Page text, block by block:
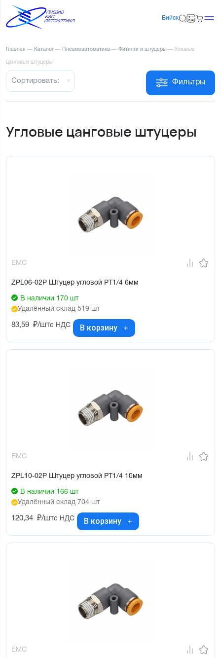
Бийск
Главная — Каталог — Пневмоавтоматика — Фитинги и штуцеры — Угловые
цанговые штуцеры
Фильтры
Сортировать:
Угловые цанговые штуцеры
EMC
ZPL06-02P Штуцер угловой PT1/4 6мм
В наличии 170 шт
Удалённый склад 519 шт
83,59 ₽/штс НДС В корзину
EMC
ZPL10-02P Штуцер угловой PT1/4 10мм
В наличии 166 шт
Удалённый склад 704 шт
120,34 ₽/штс НДС В корзину
EMC